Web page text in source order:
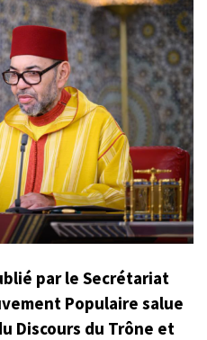
par le Secrétariat
Populaire salue
Discours du Trône et